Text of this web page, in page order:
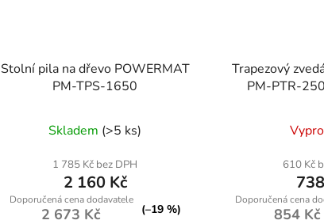
Stolní pila na dřevo POWERMAT
PM-TPS-1650
Skladem (>5 ks)
1 785 Kč bez DPH
2 160 Kč
2 673 Kč (–19 %)
Trapezový
PM-PTR-
610 Kč
854 Kč